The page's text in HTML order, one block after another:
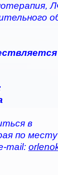
в
по
mail: